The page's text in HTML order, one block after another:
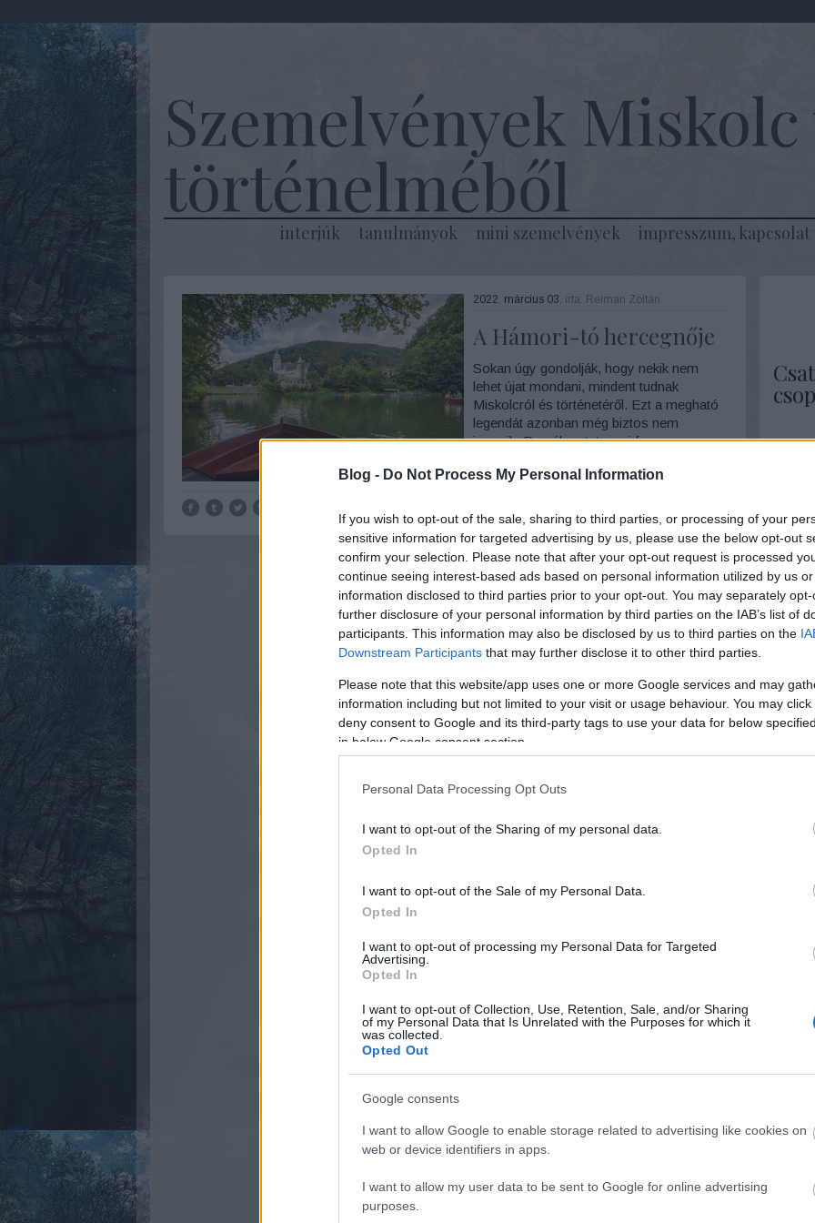
Blog - Do Not Process My Personal Information
If you wish to opt-out of the sale, sharing to third parties, or processing of your
sensitive information for targeted advertising by us, please use the below opt-out
confirm your selection. Please note that after your opt-out request is processed
continue seeing interest-based ads based on personal information utilized by us
information disclosed to third parties prior to your opt-out. You may separately
further disclosure of your personal information by third parties on the IAB’s list of
participants. This information may also be disclosed by us to third parties on the
Downstream Participants that may further disclose it to other third parties.
Please note that this website/app uses one or more Google services and may
information including but not limited to your visit or usage behaviour. You may
deny consent to Google and its third-party tags to use your data for below
in below Google consent section.
Personal Data Processing Opt Outs
I want to opt-out of the Sharing of my personal data.
Opted In
I want to opt-out of the Sale of my Personal Data.
Opted In
I want to opt-out of processing my Personal Data for Targeted
Advertising.
Opted In
I want to opt-out of Collection, Use, Retention, Sale, and/or Sharing
of my Personal Data that Is Unrelated with the Purposes for which it
was collected.
Opted Out
Google consents
I want to allow Google to enable storage related to advertising like cookies on
web or device identifiers in apps.
I want to allow my user data to be sent to Google for online advertising
purposes.
Szemelvények
történelméből
interjúk tanulmányok mini szemelvények impresszum, kapcsolat
2022. március 03. írta: Reiman Zoltán
A Hámori-tó hercegnője
Sokan úgy gondolják, hogy nekik nem
lehet újat mondani, mindent tudnak
Miskolcról és történetéről. Ezt a megható
legendát azonban még biztos nem
ismerik. Remélem tetszeni fog
Forrás: termeszetjaro.hu A történelem
2026
2026
2026
2026
2026
2026
2026
2025
Tovább
A
A
A
A
Az
Tíz
Tíz